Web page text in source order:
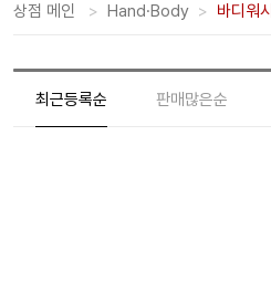
상점 메인 Hand·Body 바디워시
최근등록순 판매많은순